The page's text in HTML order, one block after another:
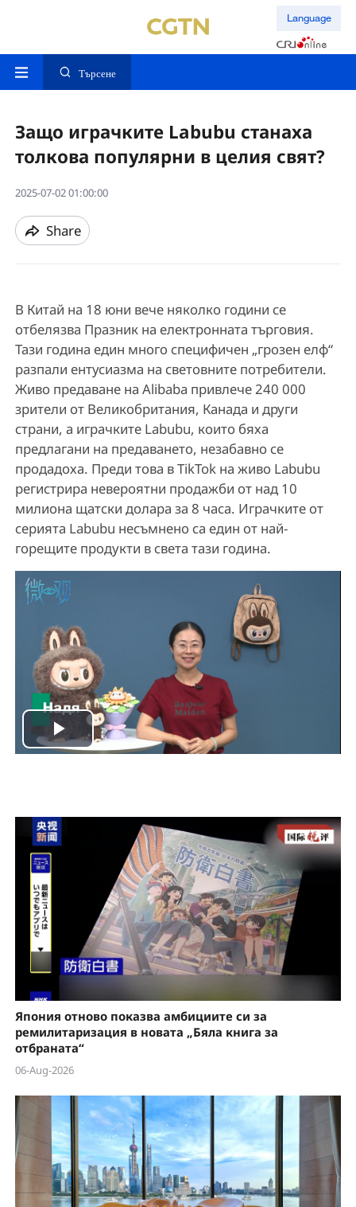
Language
Търсене
Защо играчките Labubu станаха
толкова популярни в целия свят?
2025-07-02 01:00:00
Share
В Китай на 18 юни вече няколко години се
отбелязва Празник на електронната търговия.
Тази година един много специфичен „грозен елф“
разпали ентусиазма на световните потребители.
Живо предаване на Аlibaba привлече 240 000
зрители от Великобритания, Канада и други
страни, а играчките Labubu, които бяха
предлагани на предаването, незабавно се
продадоха. Преди това в TikTok на живо Labubu
регистрира невероятни продажби от над 10
милиона щатски долара за 8 часа. Играчките от
серията Labubu несъмнено са един от най-
горещите продукти в света тази година.
P
a
y
d
e
o
Япония отново показва амбициите си за
ремилитаризация в новата „Бяла книга за
отбраната“
06-Aug-2026